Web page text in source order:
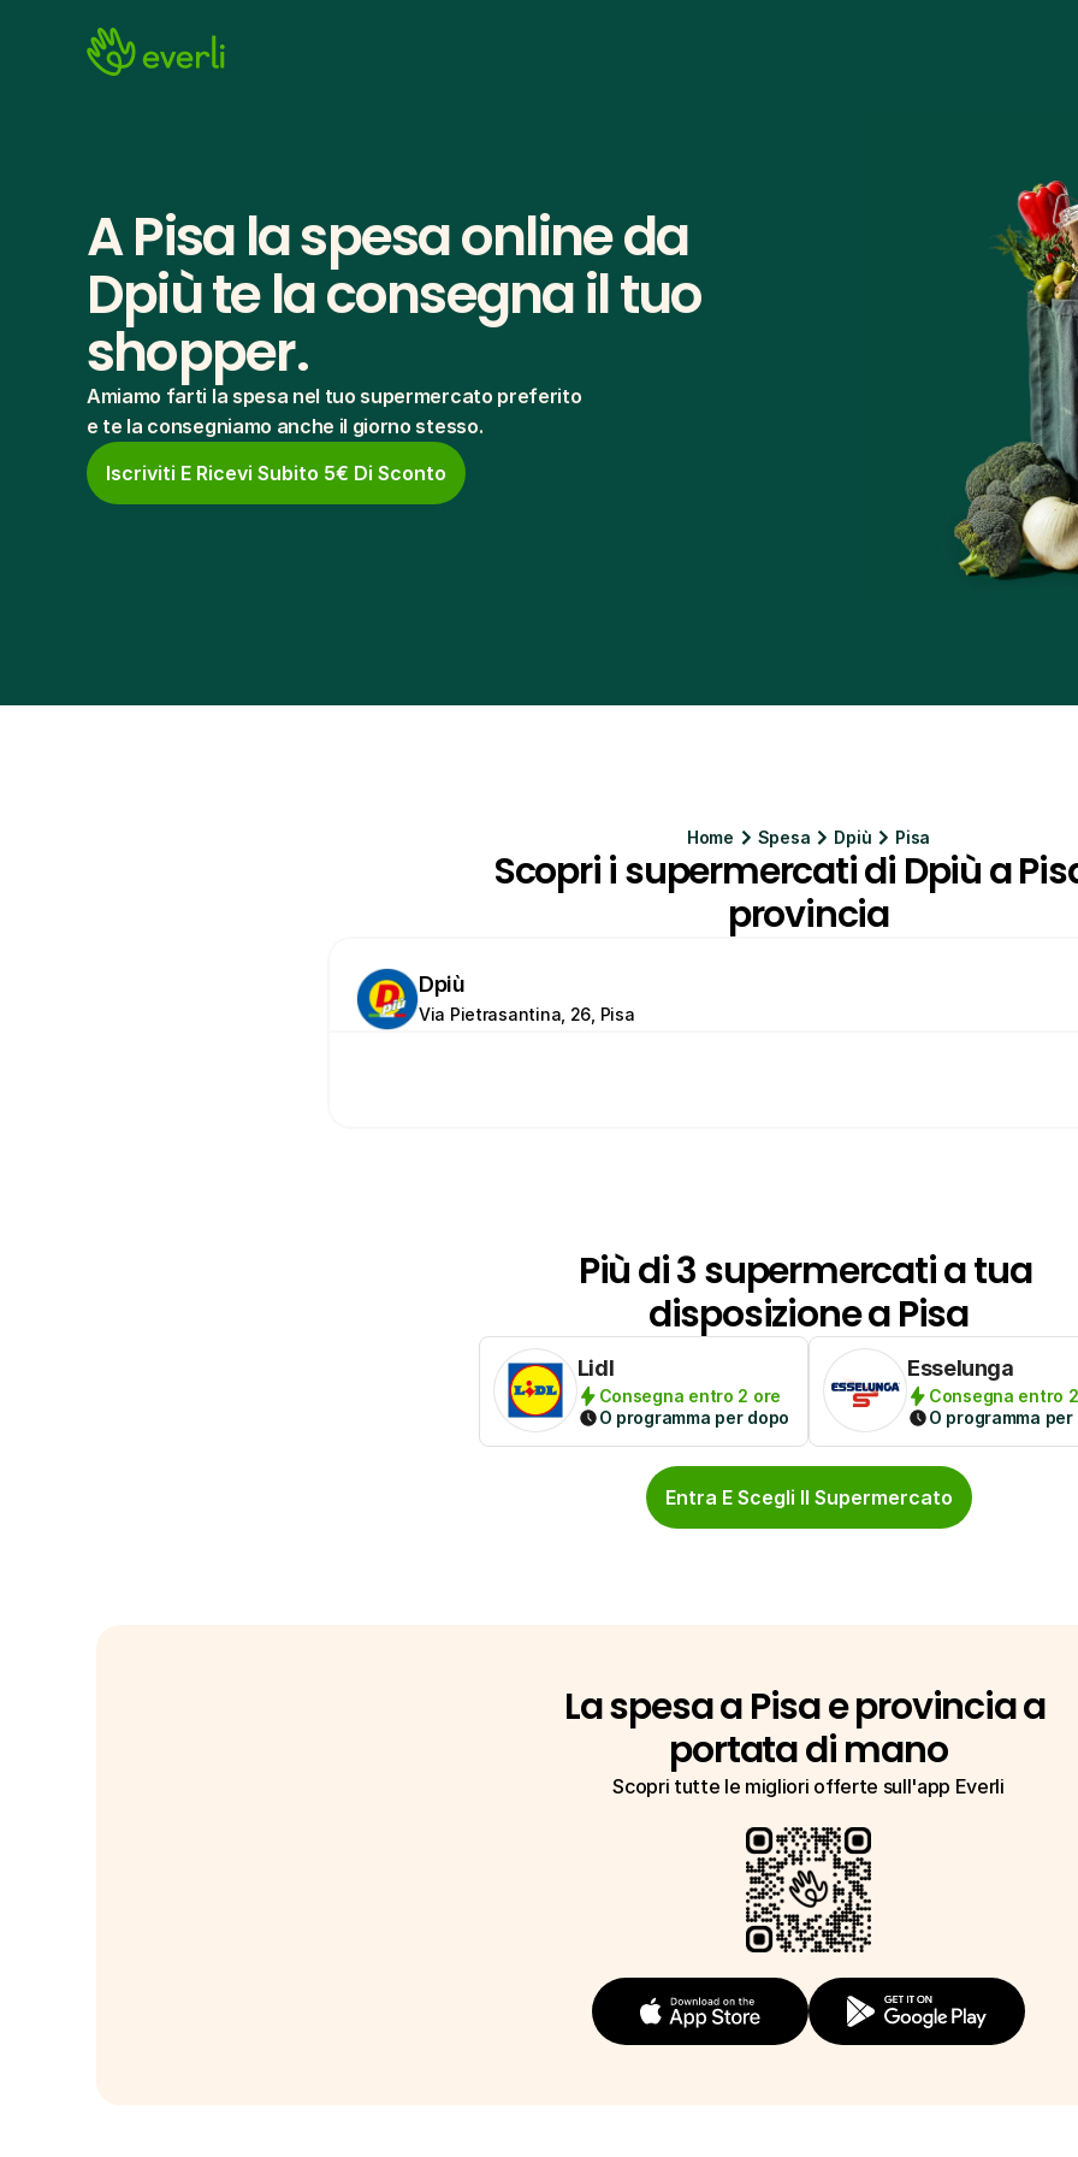
A Pisa la spesa online da
Dpiù te la consegna il tuo
shopper.
Amiamo farti la spesa nel tuo supermercato preferito
e te la consegniamo anche il giorno stesso.
Iscriviti E Ricevi Subito 5€ Di Sconto
Home Spesa Dpiù Pisa
Scopri i supermercati di Dpiù a
provincia
Dpiù
Via Pietrasantina, 26, Pisa
Più di 3 supermercati a tua
disposizione a Pisa
Lidl
Consegna entro 2 ore
O programma per dopo
Esselunga
Consegna entro
O programma per
Entra E Scegli Il Supermercato
La spesa a Pisa e provincia a
portata di mano
Scopri tutte le migliori offerte sull'app Everli